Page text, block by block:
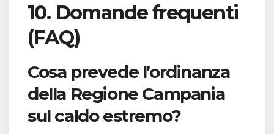
10. Domande frequenti
(FAQ)
Cosa prevede l’ordinanza
della Regione Campania
sul caldo estremo?